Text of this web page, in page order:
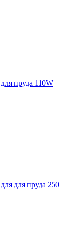
пруда 110W
для пруда 250